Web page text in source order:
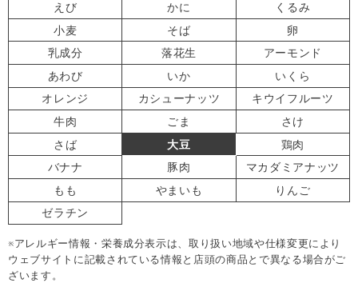
えび かに
くるみ
小麦
そば
卵
乳成分
落花生
アーモンド
あわび
いか
いくら
オレンジ
カシューナッツ
キウイフルーツ
牛肉
ごま
さけ
さば
大豆
鶏肉
バナナ
豚肉
マカダミアナッツ
もも
やまいも
りんご
ゼラチン
※アレルギー情報・栄養成分表示は、取り扱い地域や仕様変更により
ウェブサイトに記載されている情報と店頭の商品とで異なる場合がご
ざいます。